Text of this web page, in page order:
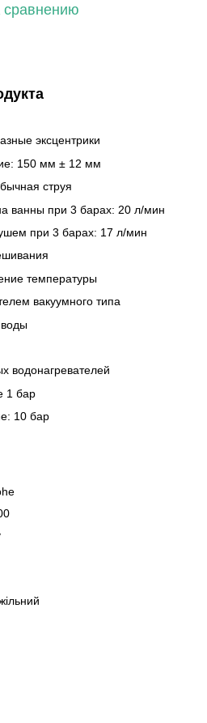
сравнению
эксцентрики
150 мм ± 12 мм
струя
ванны при 3 барах: 20 л/мин
при 3 барах: 17 л/мин
температуры
вакуумного типа
воды
водонагревателей
1 бар
10 бар